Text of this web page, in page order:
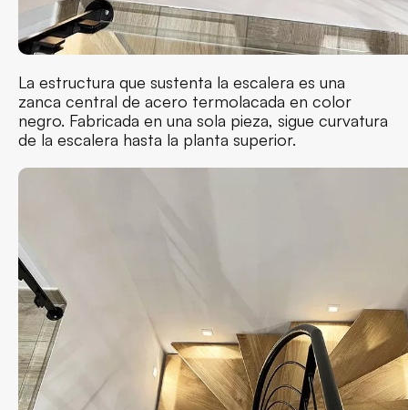
La estructura que sustenta la escalera es una
zanca central de acero termolacada en color
negro. Fabricada en una sola pieza, sigue curvatura
de la escalera hasta la planta superior.